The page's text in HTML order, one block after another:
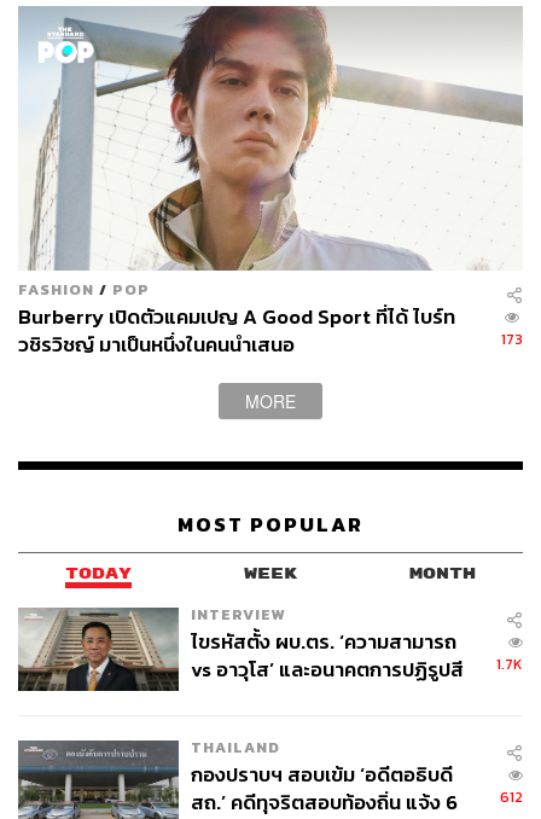
FASHION / POP
Burberry เปิดตัวแคมเปญ A Good Sport ที่ได้ ไบร์ท
วชิรวิชญ์ มาเป็นหนึ่งในคนนำเสนอ
173
MORE
MOST POPULAR
TODAY WEEK MONTH
INTERVIEW
ไขรหัสตั้ง ผบ.ตร. ‘ความสามารถ
vs อาวุโส’ และอนาคตการปฏิรูปสี
1.7K
THAILAND
กองปราบฯ สอบเข้ม ‘อดีตอธิบดี
สถ.’ คดีทุจริตสอบท้องถิ่น แจ้ง 6
612